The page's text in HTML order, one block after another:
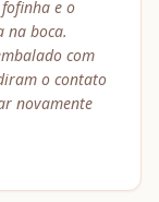
e o
na boca.
com
o contato
novamente